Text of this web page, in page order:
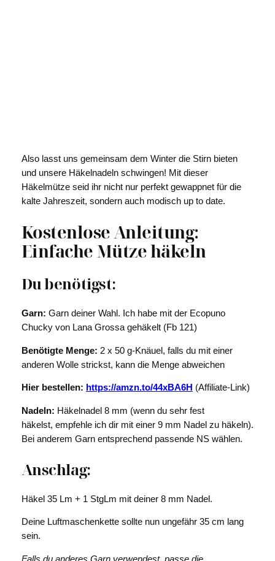
Also lasst uns gemeinsam dem Winter die Stirn bieten
und unsere Häkelnadeln schwingen! Mit dieser
Häkelmütze seid ihr nicht nur perfekt gewappnet für die
kalte Jahreszeit, sondern auch modisch up to date.
Kostenlose Anleitung:
Einfache Mütze häkeln
Du benötigst:
Garn: Garn deiner Wahl. Ich habe mit der Ecopuno
Chucky von Lana Grossa gehäkelt (Fb 121)
Benötigte Menge: 2 x 50 g-Knäuel, falls du mit einer
anderen Wolle strickst, kann die Menge abweichen
Hier bestellen: https://amzn.to/44xBA6H (Affiliate-Link)
Nadeln: Häkelnadel 8 mm (wenn du sehr fest
häkelst, empfehle ich dir mit einer 9 mm Nadel zu häkeln).
Bei anderem Garn entsprechend passende NS wählen.
Anschlag:
Häkel 35 Lm + 1 StgLm mit deiner 8 mm Nadel.
Deine Luftmaschenkette sollte nun ungefähr 35 cm lang
sein.